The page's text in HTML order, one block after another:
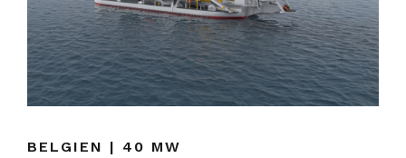
BELGIEN | 40 MW